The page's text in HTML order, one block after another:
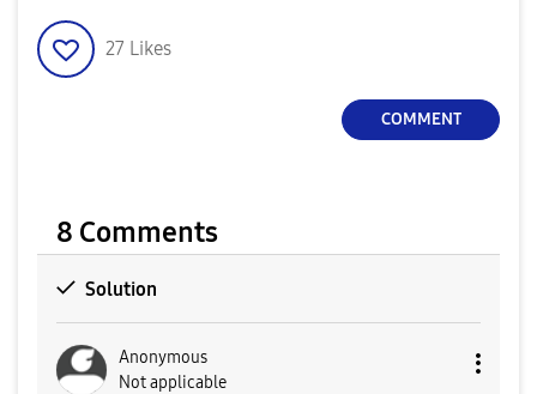
27 Likes
COMMENT
8 Comments
Solution
Anonymous
Not applicable